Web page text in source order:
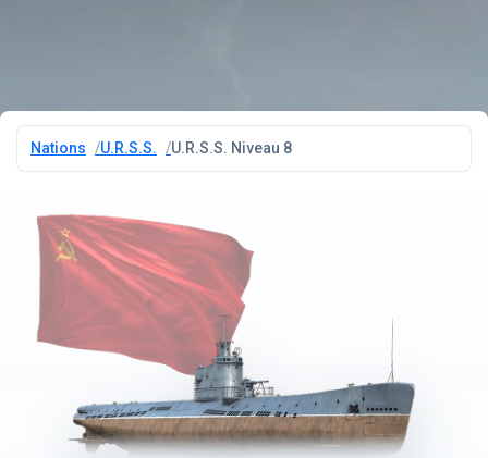
Nations U.R.S.S. U.R.S.S. Niveau 8